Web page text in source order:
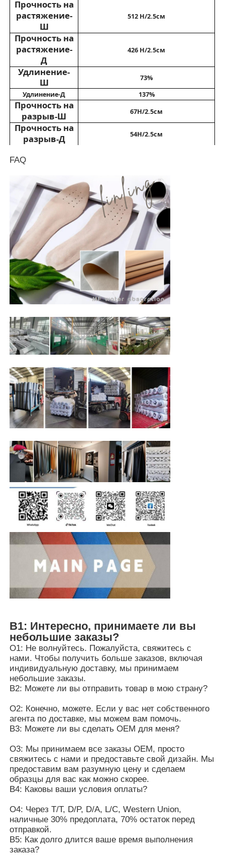
Перчатки кожаные
кожа шарика
Искусственная кожа
Ткань для обивки дивана
Прочность на
растяжение-
Ш
512 Н/2.5см
Прочность на
растяжение-
Д
426 Н/2.5см
Удлинение-
Ш
73%
Удлинение-Д
137%
Прочность на
разрыв-Ш
67Н/2.5см
Прочность на
разрыв-Д
54Н/2.5см
отслаивание-
Прочность на
отслаивание-
Д
70Н/2.5см
Стойкость к
гидролизу-Ш
58 Н/2.5см
Стойкость к
гидролизу-Д
53 Н/2.5см
Стойкость к
истиранию3
класс (Taber
H-
18/500circle-
1kg нагрузка)
Прочность при изгибе при
нормальной температуре
100 тысяч без
трещин (23+/
-2℃)Светостойкость
80 тысяч без
(-20+/
4 класс
Применение
подкладка
обуви,
стелька...
Влагоотводящая искусственная кожа
для обуви – подкладочный материал
Rexine
FAQ
В1: Интересно, принимаете ли вы
небольшие заказы?
О1: Не волнуйтесь. Пожалуйста, свяжитесь с
нами. Чтобы получить больше заказов, включая
индивидуальную доставку, мы принимаем
небольшие заказы.
В2: Можете ли вы отправить товар в мою страну?
О2: Конечно, можете. Если у вас нет собственного
агента по доставке, мы можем вам помочь.
В3: Можете ли вы сделать OEM для меня?
О3: Мы принимаем все заказы OEM, просто
свяжитесь с нами и предоставьте свой дизайн. Мы
предоставим вам разумную цену и сделаем
образцы для вас как можно скорее.
В4: Каковы ваши условия оплаты?
О4: Через T/T, D/P, D/A, L/C, Western Union,
наличные 30% предоплата, 70% остаток перед
отправкой.
В5: Как долго длится ваше время выполнения
заказа?